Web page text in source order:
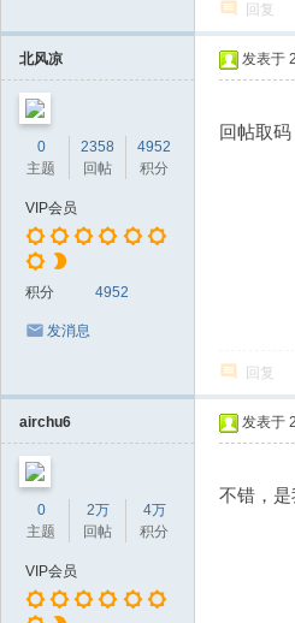
回复
北风凉
0
主题
2358
回帖
4952
积分
VIP会员
积分 4952
发消息
发表于
回帖取
回复
airchu6
0
主题
2万
回帖
4万
积分
VIP会员
发表于
不错，